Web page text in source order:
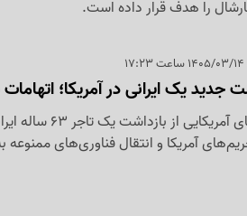
را هدف قرار داده است.
جدید یک ایرانی در آمریکا؛
مقام‌های
آمریکا و انتقال فناوری‌های